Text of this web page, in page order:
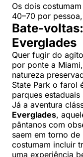
Os dois
40–70 por
Bate-
Everglades
Quer fugir do
por ponte a
natureza
State Park o farol
parques
Já a aventura
Everglades,
pântanos com
saem em torno
costumam incluir
uma experiência